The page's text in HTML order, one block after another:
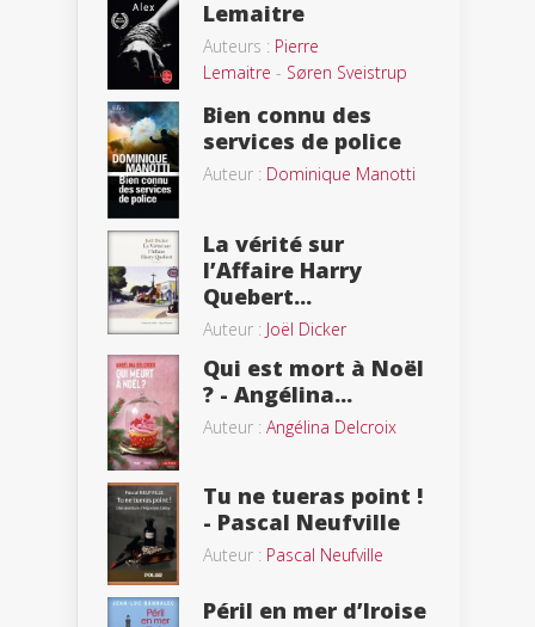
Lemaitre
Auteurs : Pierre
Lemaitre - Søren Sveistrup
Bien connu des
services de police
Auteur : Dominique Manotti
La vérité sur
l’Affaire Harry
Quebert...
Auteur : Joël Dicker
Qui est mort à Noël
? - Angélina...
Auteur : Angélina Delcroix
Tu ne tueras point !
- Pascal Neufville
Auteur : Pascal Neufville
Péril en mer d’Iroise